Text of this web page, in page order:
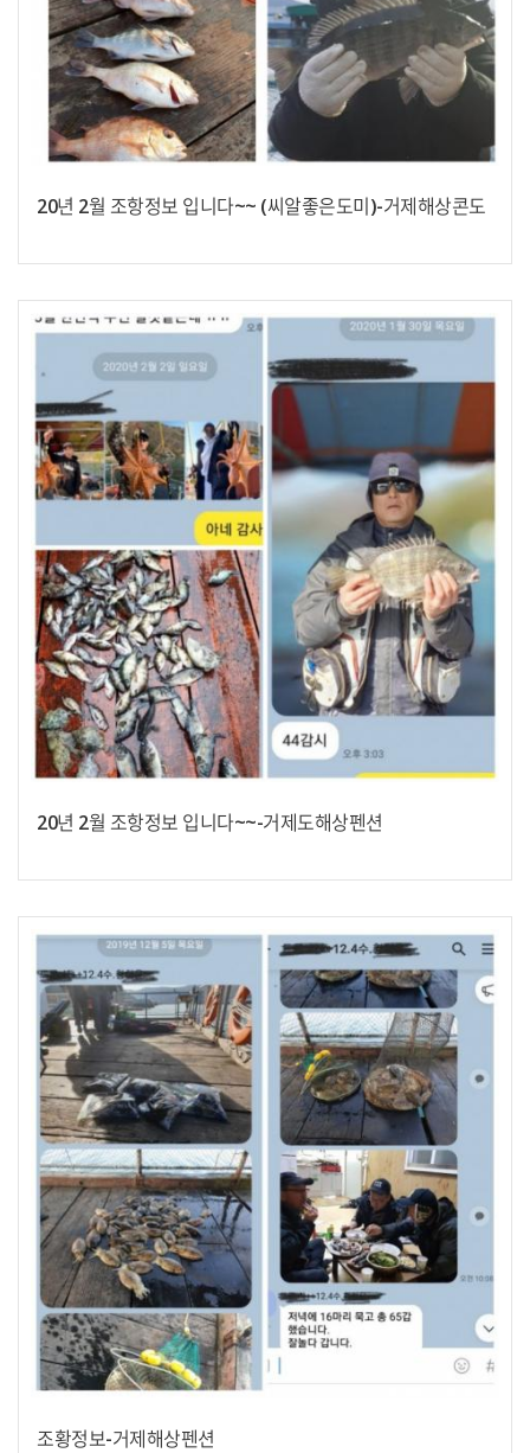
20년 2월 조항정보 입니다~~ (씨알좋은도미)-거제해상콘도
20년 2월 조항정보 입니다~~-거제도해상펜션
조황정보-거제해상펜션